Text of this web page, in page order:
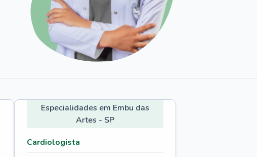
Especialidades em Embu das
Artes - SP
Cardiologista